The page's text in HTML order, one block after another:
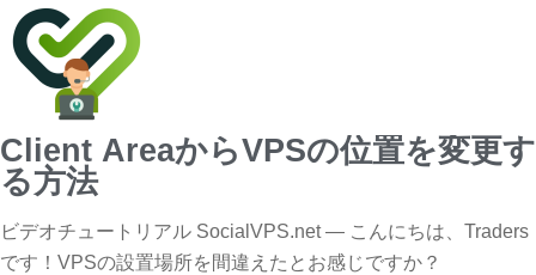
Client AreaからVPSの位置を変更す
る方法
ビデオチュートリアル SocialVPS.net — こんにちは、Traders
です！VPSの設置場所を間違えたとお感じですか？